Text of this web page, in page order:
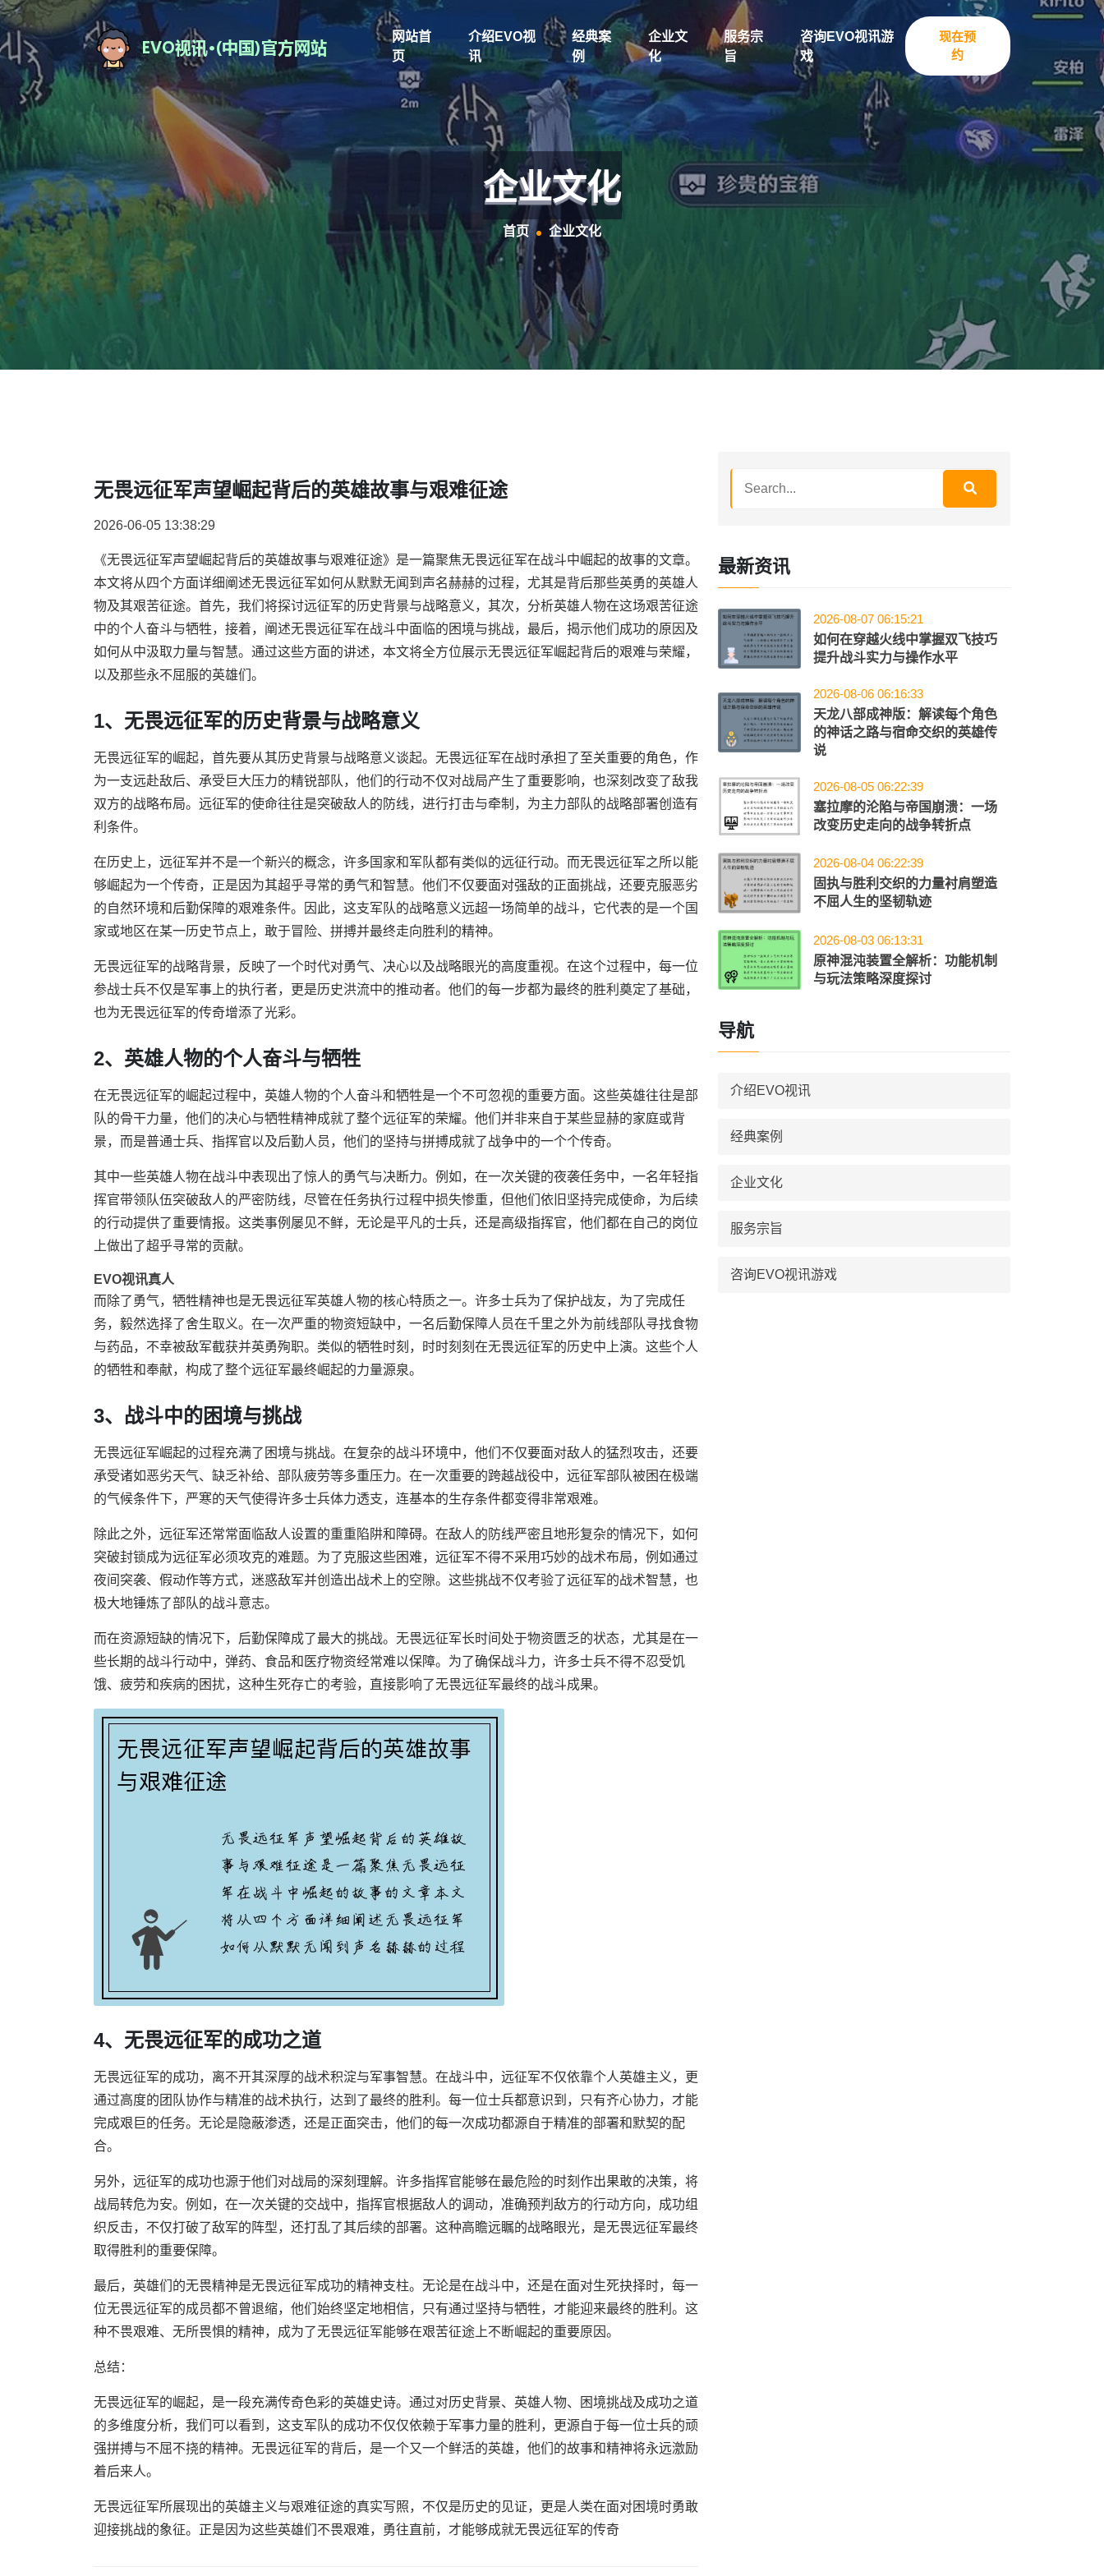
网站首
页
介绍EVO视
讯
经典案
例
企业文
化
服务宗
旨
咨询EVO视讯游
戏
现在预
约
企业文化
首页 企业文化
无畏远征军声望崛起背后的英雄故事与艰难征途
2026-06-05 13:38:29
《无畏远征军声望崛起背后的英雄故事与艰难征途》是一篇聚焦无畏远征军在战斗中崛起的故事的文章。
本文将从四个方面详细阐述无畏远征军如何从默默无闻到声名赫赫的过程，尤其是背后那些英勇的英雄人
物及其艰苦征途。首先，我们将探讨远征军的历史背景与战略意义，其次，分析英雄人物在这场艰苦征途
中的个人奋斗与牺牲，接着，阐述无畏远征军在战斗中面临的困境与挑战，最后，揭示他们成功的原因及
如何从中汲取力量与智慧。通过这些方面的讲述，本文将全方位展示无畏远征军崛起背后的艰难与荣耀，
以及那些永不屈服的英雄们。
1、无畏远征军的历史背景与战略意义
无畏远征军的崛起，首先要从其历史背景与战略意义谈起。无畏远征军在战时承担了至关重要的角色，作
为一支远赴敌后、承受巨大压力的精锐部队，他们的行动不仅对战局产生了重要影响，也深刻改变了敌我
双方的战略布局。远征军的使命往往是突破敌人的防线，进行打击与牵制，为主力部队的战略部署创造有
利条件。
在历史上，远征军并不是一个新兴的概念，许多国家和军队都有类似的远征行动。而无畏远征军之所以能
够崛起为一个传奇，正是因为其超乎寻常的勇气和智慧。他们不仅要面对强敌的正面挑战，还要克服恶劣
的自然环境和后勤保障的艰难条件。因此，这支军队的战略意义远超一场简单的战斗，它代表的是一个国
家或地区在某一历史节点上，敢于冒险、拼搏并最终走向胜利的精神。
无畏远征军的战略背景，反映了一个时代对勇气、决心以及战略眼光的高度重视。在这个过程中，每一位
参战士兵不仅是军事上的执行者，更是历史洪流中的推动者。他们的每一步都为最终的胜利奠定了基础，
也为无畏远征军的传奇增添了光彩。
2、英雄人物的个人奋斗与牺牲
在无畏远征军的崛起过程中，英雄人物的个人奋斗和牺牲是一个不可忽视的重要方面。这些英雄往往是部
队的骨干力量，他们的决心与牺牲精神成就了整个远征军的荣耀。他们并非来自于某些显赫的家庭或背
景，而是普通士兵、指挥官以及后勤人员，他们的坚持与拼搏成就了战争中的一个个传奇。
其中一些英雄人物在战斗中表现出了惊人的勇气与决断力。例如，在一次关键的夜袭任务中，一名年轻指
挥官带领队伍突破敌人的严密防线，尽管在任务执行过程中损失惨重，但他们依旧坚持完成使命，为后续
的行动提供了重要情报。这类事例屡见不鲜，无论是平凡的士兵，还是高级指挥官，他们都在自己的岗位
上做出了超乎寻常的贡献。
EVO视讯真人
而除了勇气，牺牲精神也是无畏远征军英雄人物的核心特质之一。许多士兵为了保护战友，为了完成任
务，毅然选择了舍生取义。在一次严重的物资短缺中，一名后勤保障人员在千里之外为前线部队寻找食物
与药品，不幸被敌军截获并英勇殉职。类似的牺牲时刻，时时刻刻在无畏远征军的历史中上演。这些个人
的牺牲和奉献，构成了整个远征军最终崛起的力量源泉。
3、战斗中的困境与挑战
无畏远征军崛起的过程充满了困境与挑战。在复杂的战斗环境中，他们不仅要面对敌人的猛烈攻击，还要
承受诸如恶劣天气、缺乏补给、部队疲劳等多重压力。在一次重要的跨越战役中，远征军部队被困在极端
的气候条件下，严寒的天气使得许多士兵体力透支，连基本的生存条件都变得非常艰难。
除此之外，远征军还常常面临敌人设置的重重陷阱和障碍。在敌人的防线严密且地形复杂的情况下，如何
突破封锁成为远征军必须攻克的难题。为了克服这些困难，远征军不得不采用巧妙的战术布局，例如通过
夜间突袭、假动作等方式，迷惑敌军并创造出战术上的空隙。这些挑战不仅考验了远征军的战术智慧，也
极大地锤炼了部队的战斗意志。
而在资源短缺的情况下，后勤保障成了最大的挑战。无畏远征军长时间处于物资匮乏的状态，尤其是在一
些长期的战斗行动中，弹药、食品和医疗物资经常难以保障。为了确保战斗力，许多士兵不得不忍受饥
饿、疲劳和疾病的困扰，这种生死存亡的考验，直接影响了无畏远征军最终的战斗成果。
4、无畏远征军的成功之道
无畏远征军的成功，离不开其深厚的战术积淀与军事智慧。在战斗中，远征军不仅依靠个人英雄主义，更
通过高度的团队协作与精准的战术执行，达到了最终的胜利。每一位士兵都意识到，只有齐心协力，才能
完成艰巨的任务。无论是隐蔽渗透，还是正面突击，他们的每一次成功都源自于精准的部署和默契的配
合。
另外，远征军的成功也源于他们对战局的深刻理解。许多指挥官能够在最危险的时刻作出果敢的决策，将
战局转危为安。例如，在一次关键的交战中，指挥官根据敌人的调动，准确预判敌方的行动方向，成功组
织反击，不仅打破了敌军的阵型，还打乱了其后续的部署。这种高瞻远瞩的战略眼光，是无畏远征军最终
取得胜利的重要保障。
最后，英雄们的无畏精神是无畏远征军成功的精神支柱。无论是在战斗中，还是在面对生死抉择时，每一
位无畏远征军的成员都不曾退缩，他们始终坚定地相信，只有通过坚持与牺牲，才能迎来最终的胜利。这
种不畏艰难、无所畏惧的精神，成为了无畏远征军能够在艰苦征途上不断崛起的重要原因。
总结：
无畏远征军的崛起，是一段充满传奇色彩的英雄史诗。通过对历史背景、英雄人物、困境挑战及成功之道
的多维度分析，我们可以看到，这支军队的成功不仅仅依赖于军事力量的胜利，更源自于每一位士兵的顽
强拼搏与不屈不挠的精神。无畏远征军的背后，是一个又一个鲜活的英雄，他们的故事和精神将永远激励
着后来人。
无畏远征军所展现出的英雄主义与艰难征途的真实写照，不仅是历史的见证，更是人类在面对困境时勇敢
迎接挑战的象征。正是因为这些英雄们不畏艰难，勇往直前，才能够成就无畏远征军的传奇
最新资讯
2026-08-07 06:15:21
如何在穿越火线中掌握双飞技巧
提升战斗实力与操作水平
2026-08-06 06:16:33
天龙八部成神版：解读每个角色
的神话之路与宿命交织的英雄传
说
2026-08-05 06:22:39
塞拉摩的沦陷与帝国崩溃：一场
改变历史走向的战争转折点
2026-08-04 06:22:39
固执与胜利交织的力量衬肩塑造
不屈人生的坚韧轨迹
2026-08-03 06:13:31
原神混沌装置全解析：功能机制
与玩法策略深度探讨
导航
介绍EVO视讯
经典案例
企业文化
服务宗旨
咨询EVO视讯游戏